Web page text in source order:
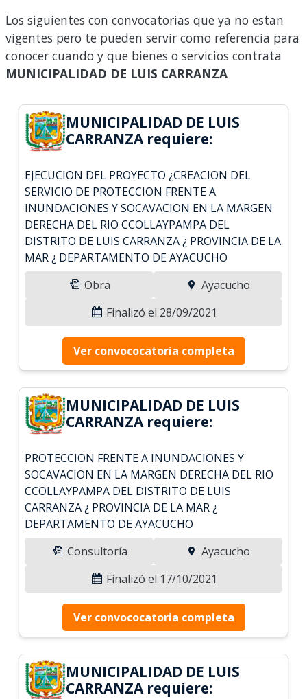
Los siguientes con convocatorias que ya no estan
vigentes pero te pueden servir como referencia para
conocer cuando y que bienes o servicios contrata
MUNICIPALIDAD DE LUIS CARRANZA
MUNICIPALIDAD DE LUIS
CARRANZA requiere:
EJECUCION DEL PROYECTO ¿CREACION DEL
SERVICIO DE PROTECCION FRENTE A
INUNDACIONES Y SOCAVACION EN LA MARGEN
DERECHA DEL RIO CCOLLAYPAMPA DEL
DISTRITO DE LUIS CARRANZA ¿ PROVINCIA DE LA
MAR ¿ DEPARTAMENTO DE AYACUCHO
Obra
Ayacucho
Finalizó el 28/09/2021
Ver convococatoria completa
MUNICIPALIDAD DE LUIS
CARRANZA requiere:
PROTECCION FRENTE A INUNDACIONES Y
SOCAVACION EN LA MARGEN DERECHA DEL RIO
CCOLLAYPAMPA DEL DISTRITO DE LUIS
CARRANZA ¿ PROVINCIA DE LA MAR ¿
DEPARTAMENTO DE AYACUCHO
Consultoría
Ayacucho
Finalizó el 17/10/2021
Ver convococatoria completa
MUNICIPALIDAD DE LUIS
CARRANZA requiere: